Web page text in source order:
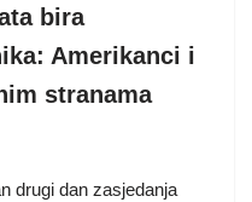
bira
Amerikanci i
stranama
drugi dan zasjedanja